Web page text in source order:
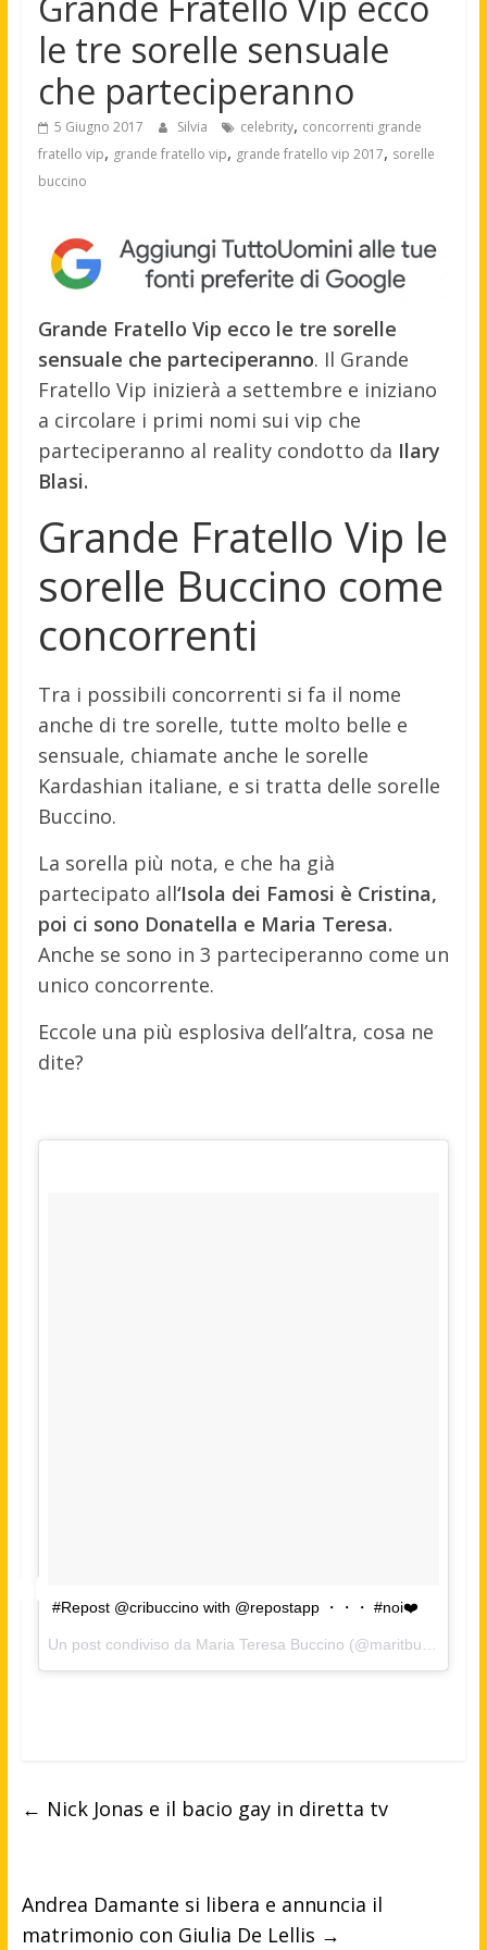
le tre sorelle sensuale
che parteciperanno
5 Giugno 2017 Silvia celebrity, concorrenti grande
fratello vip, grande fratello vip, grande fratello vip 2017, sorelle
buccino
Grande Fratello Vip ecco le tre sorelle
sensuale che parteciperanno. Il Grande
Fratello Vip inizierà a settembre e iniziano
a circolare i primi nomi sui vip che
parteciperanno al reality condotto da Ilary
Blasi.
Grande Fratello Vip le
sorelle Buccino come
concorrenti
Tra i possibili concorrenti si fa il nome
anche di tre sorelle, tutte molto belle e
sensuale, chiamate anche le sorelle
Kardashian italiane, e si tratta delle sorelle
Buccino.
La sorella più nota, e che ha già
partecipato all‘Isola dei Famosi è Cristina,
poi ci sono Donatella e Maria Teresa.
Anche se sono in 3 parteciperanno come un
unico concorrente.
Eccole una più esplosiva dell’altra, cosa ne
dite?
#Repost @cribuccino with @repostapp ・・・ #noi❤️
Un post condiviso da Maria Teresa Buccino (@maritbuccino) in data:
← Nick Jonas e il bacio gay in diretta tv
Andrea Damante si libera e annuncia il
matrimonio con Giulia De Lellis →